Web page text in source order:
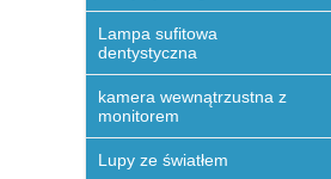
Lampa sufitowa
dentystyczna
kamera wewnątrzustna z
monitorem
Lupy ze światłem